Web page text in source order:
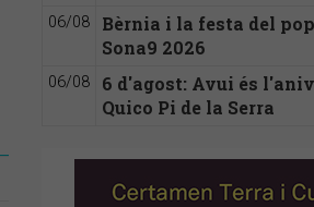
06/08
Bèrnia i la festa del
Sona9 2026
06/08
6 d'agost: Avui és
Quico Pi de la Serra